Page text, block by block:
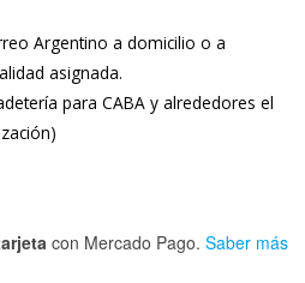
Argentino a domicilio o a
asignada.
para CABA y alrededores el
con Mercado Pago. Saber más